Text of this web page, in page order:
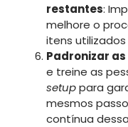
restantes:
melhore o
itens
Padronizar
e treine as
setuppara
mesmos
contínua